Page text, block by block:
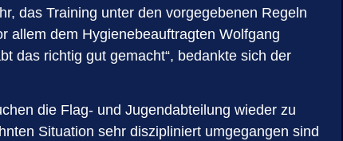
das Training unter den vorgegebenen Regeln
allem dem Hygienebeauftragten Wolfgang
das richtig gut gemacht“, bedankte sich der
die Flag- und Jugendabteilung wieder zu
Situation sehr diszipliniert umgegangen sind